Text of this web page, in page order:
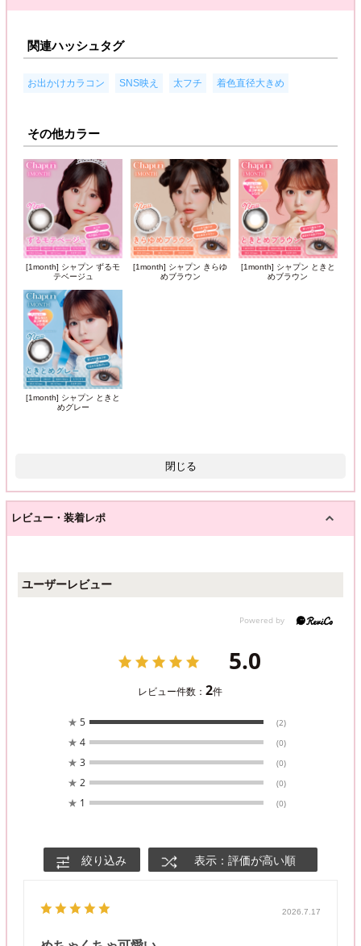
関連ハッシュタグ
お出かけカラコン SNS映え 太フチ 着色直径大きめ
その他カラー
[1month] シャプン ずるモ
テベージュ
[1month] シャプン きらゆ
めブラウン
[1month] シャプン ときと
めブラウン
[1month] シャプン ときと
めグレー
閉じる
レビュー・装着レポ
ユーザーレビュー
5.0
レビュー件数：2件
★ 5 (2)
★ 4 (0)
★ 3 (0)
★ 2 (0)
★ 1 (0)
絞り込み 表示：評価が高い順
2026.7.17